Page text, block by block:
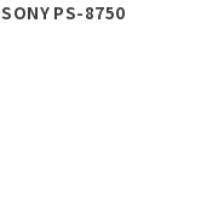
SONY PS-8750